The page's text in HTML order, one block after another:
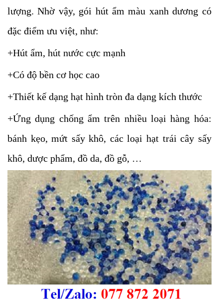
lượng. Nhờ vậy, gói hút ẩm màu xanh dương có
đặc điểm ưu việt, như:
+Hút ẩm, hút nước cực mạnh
+Có độ bền cơ học cao
+Thiết kế dạng hạt hình tròn đa dạng kích thước
+Ứng dụng chống ẩm trên nhiều loại hàng hóa:
bánh kẹo, mứt sấy khô, các loại hạt trái cây sấy
khô, dược phẩm, đồ da, đồ gỗ, …